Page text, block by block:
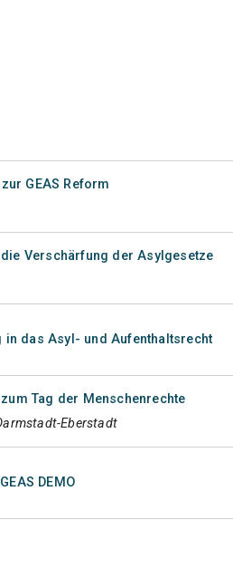
GEAS Reform
Verschärfung der Asylgesetze
in das Asyl- und Aufenthaltsrecht
Tag der Menschenrechte
Eberstadt
DEMO